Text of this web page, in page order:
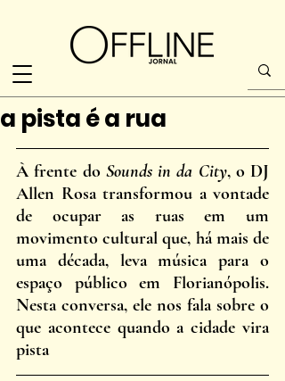
a pista é a rua
À frente do Sounds in da City, o DJ
Allen Rosa transformou a vontade
de ocupar as ruas em um
movimento cultural que, há mais de
uma década, leva música para o
espaço público em Florianópolis.
Nesta conversa, ele nos fala sobre o
que acontece quando a cidade vira
pista